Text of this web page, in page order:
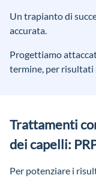
Un trapianto di
accurata.
Progettiamo
termine, per risultati
Trattamenti
dei capelli:
Per potenziare i